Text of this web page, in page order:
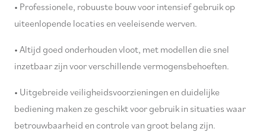
2,5 kW , 230 V
3 kW , 230 V
3,2 kW , 230 V(1)
3,5 kW / 4,8 pk(1)
3,7 kW , 400V(1)
5,3 kW(1)
36,50 kW(1)
• Professionele, robuuste bouw voor intensief gebruik op
uiteenlopende locaties en veeleisende werven.
• Altijd goed onderhouden vloot, met modellen die snel
inzetbaar zijn voor verschillende vermogensbehoeften.
• Uitgebreide veiligheidsvoorzieningen en duidelijke
bediening maken ze geschikt voor gebruik in situaties waar
betrouwbaarheid en controle van groot belang zijn.